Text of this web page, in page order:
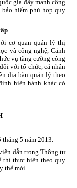
gia đẩy mạnh công
hiểm phù hợp quy
cơ quan quản lý thị
và công nghệ, Cảnh
vụ tăng cường công
với tổ chức, cá nhân
địa bàn quản lý theo
hiện hành khác có
5 năm 2013.
dẫn trong Thông tư
thì thực hiện theo quy
thế mới.